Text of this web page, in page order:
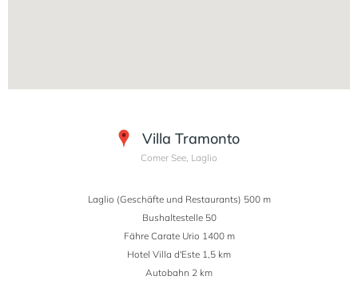
Villa Tramonto
Comer See, Laglio
Laglio (Geschäfte und Restaurants) 500 m
Bushaltestelle 50
Fähre Carate Urio 1400 m
Hotel Villa d'Este 1,5 km
Autobahn 2 km